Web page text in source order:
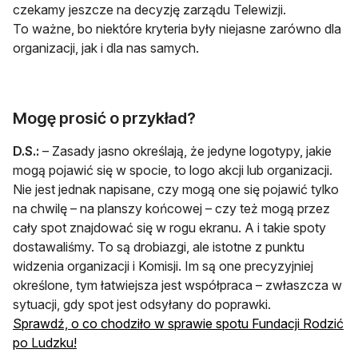
czekamy jeszcze na decyzję zarządu Telewizji.
To ważne, bo niektóre kryteria były niejasne zarówno dla
organizacji, jak i dla nas samych.
Mogę prosić o przykład?
D.S.: – Zasady jasno określają, że jedyne logotypy, jakie
mogą pojawić się w spocie, to logo akcji lub organizacji.
Nie jest jednak napisane, czy mogą one się pojawić tylko
na chwilę – na planszy końcowej – czy też mogą przez
cały spot znajdować się w rogu ekranu. A i takie spoty
dostawaliśmy. To są drobiazgi, ale istotne z punktu
widzenia organizacji i Komisji. Im są one precyzyjniej
określone, tym łatwiejsza jest współpraca – zwłaszcza w
sytuacji, gdy spot jest odsyłany do poprawki.
Sprawdź, o co chodziło w sprawie spotu Fundacji Rodzić
po Ludzku!otwiera się w nowej karcie